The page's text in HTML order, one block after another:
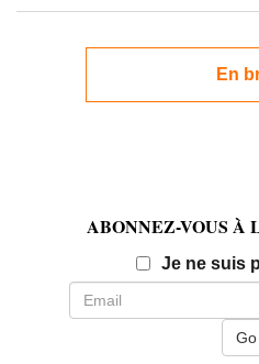
En
ABONNEZ-VOUS À
Je ne suis